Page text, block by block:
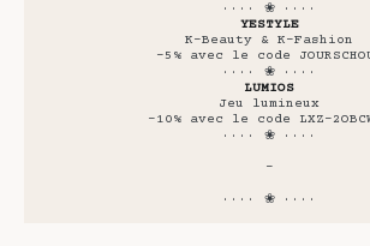
···· ❀ ····
YESTYLE
K-Beauty & K-Fashion
-5% avec le code
···· ❀ ····
LUMIOS
Jeu lumineux
-10% avec le code LXZ-
···· ❀ ····
-
···· ❀ ····